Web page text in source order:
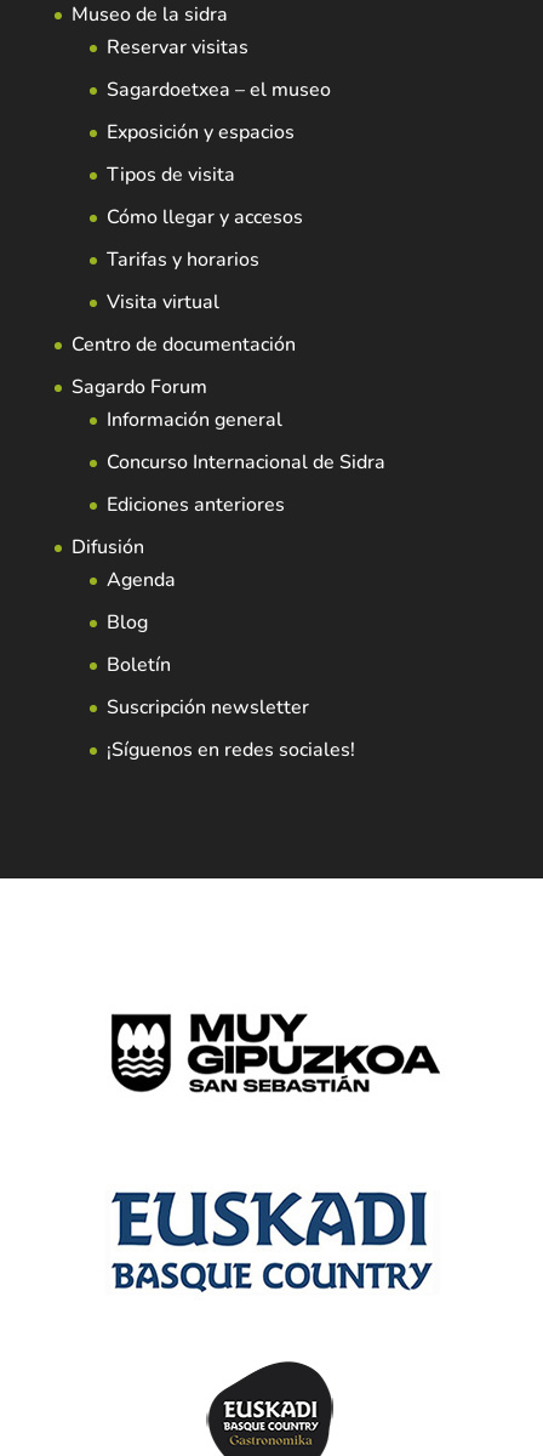
Museo de la sidra
Reservar visitas
Sagardoetxea – el museo
Exposición y espacios
Tipos de visita
Cómo llegar y accesos
Tarifas y horarios
Visita virtual
Centro de documentación
Sagardo Forum
Información general
Concurso Internacional de Sidra
Ediciones anteriores
Difusión
Agenda
Blog
Boletín
Suscripción newsletter
¡Síguenos en redes sociales!